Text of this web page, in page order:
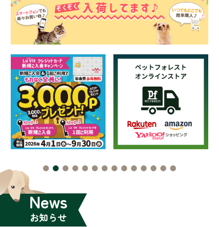
News
お知らせ